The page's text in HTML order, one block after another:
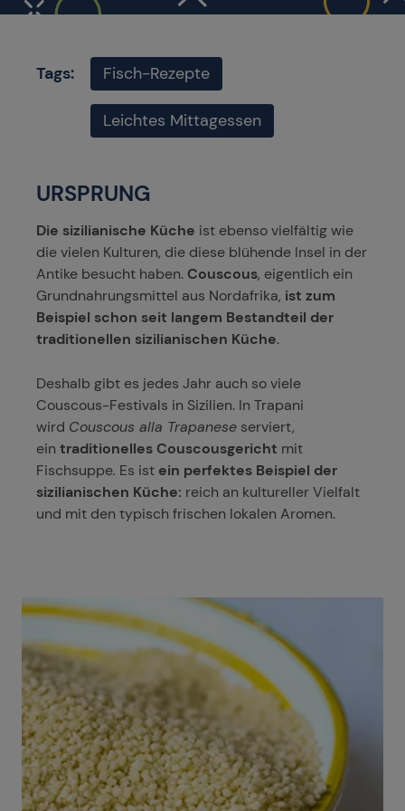
Tags: Fisch-Rezepte
Leichtes Mittagessen
URSPRUNG
Die sizilianische Küche ist ebenso vielfältig wie
die vielen Kulturen, die diese blühende Insel in der
Antike besucht haben. Couscous, eigentlich ein
Grundnahrungsmittel aus Nordafrika, ist zum
Beispiel schon seit langem Bestandteil der
traditionellen sizilianischen Küche.
Deshalb gibt es jedes Jahr auch so viele
Couscous-Festivals in Sizilien. In Trapani
wird Couscous alla Trapanese serviert,
ein traditionelles Couscousgericht mit
Fischsuppe. Es ist ein perfektes Beispiel der
sizilianischen Küche: reich an kultureller Vielfalt
und mit den typisch frischen lokalen Aromen.